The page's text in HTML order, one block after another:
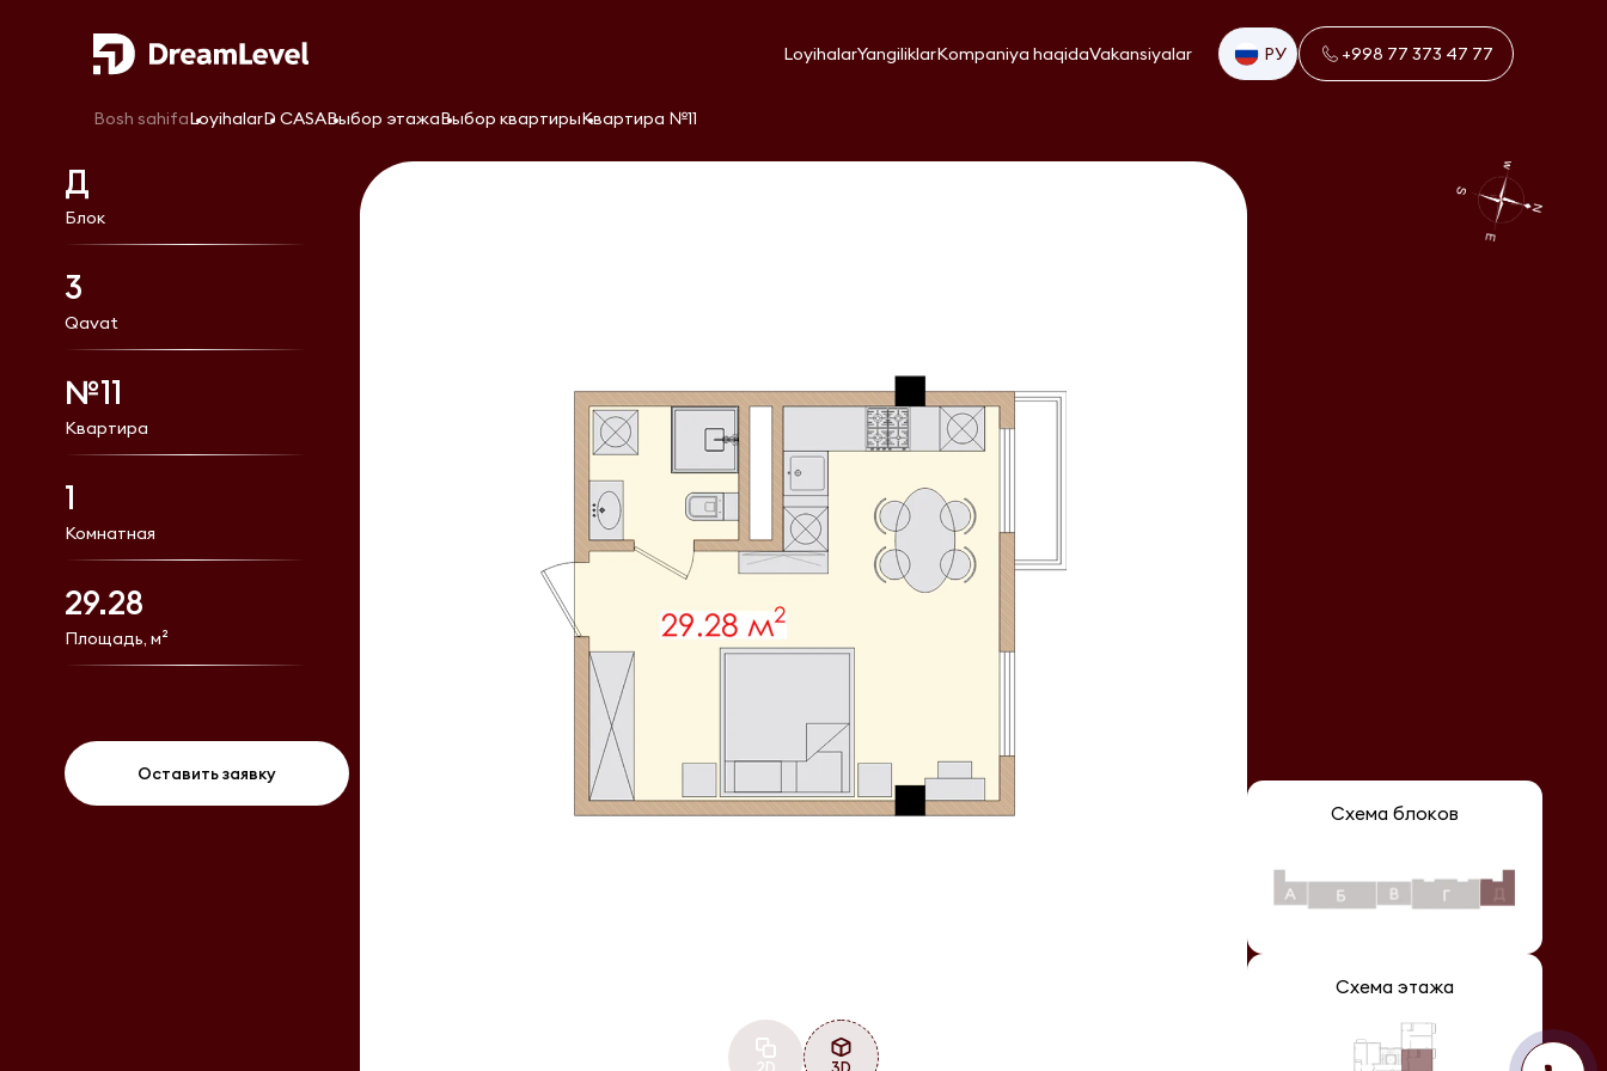
LoyihalarYangiliklarKompaniya haqidaVakansiyalar РУ +998 77 373 47 77
Bosh sahifaLoyihalarD CASAВыбор этажаВыбор квартирыКвартира №11
Д
Блок
3
Qavat
№11
Квартира
1
Комнатная
29.28
Площадь, м²
Оставить заявку
2D 3D
Схема блоков
Схема этажа